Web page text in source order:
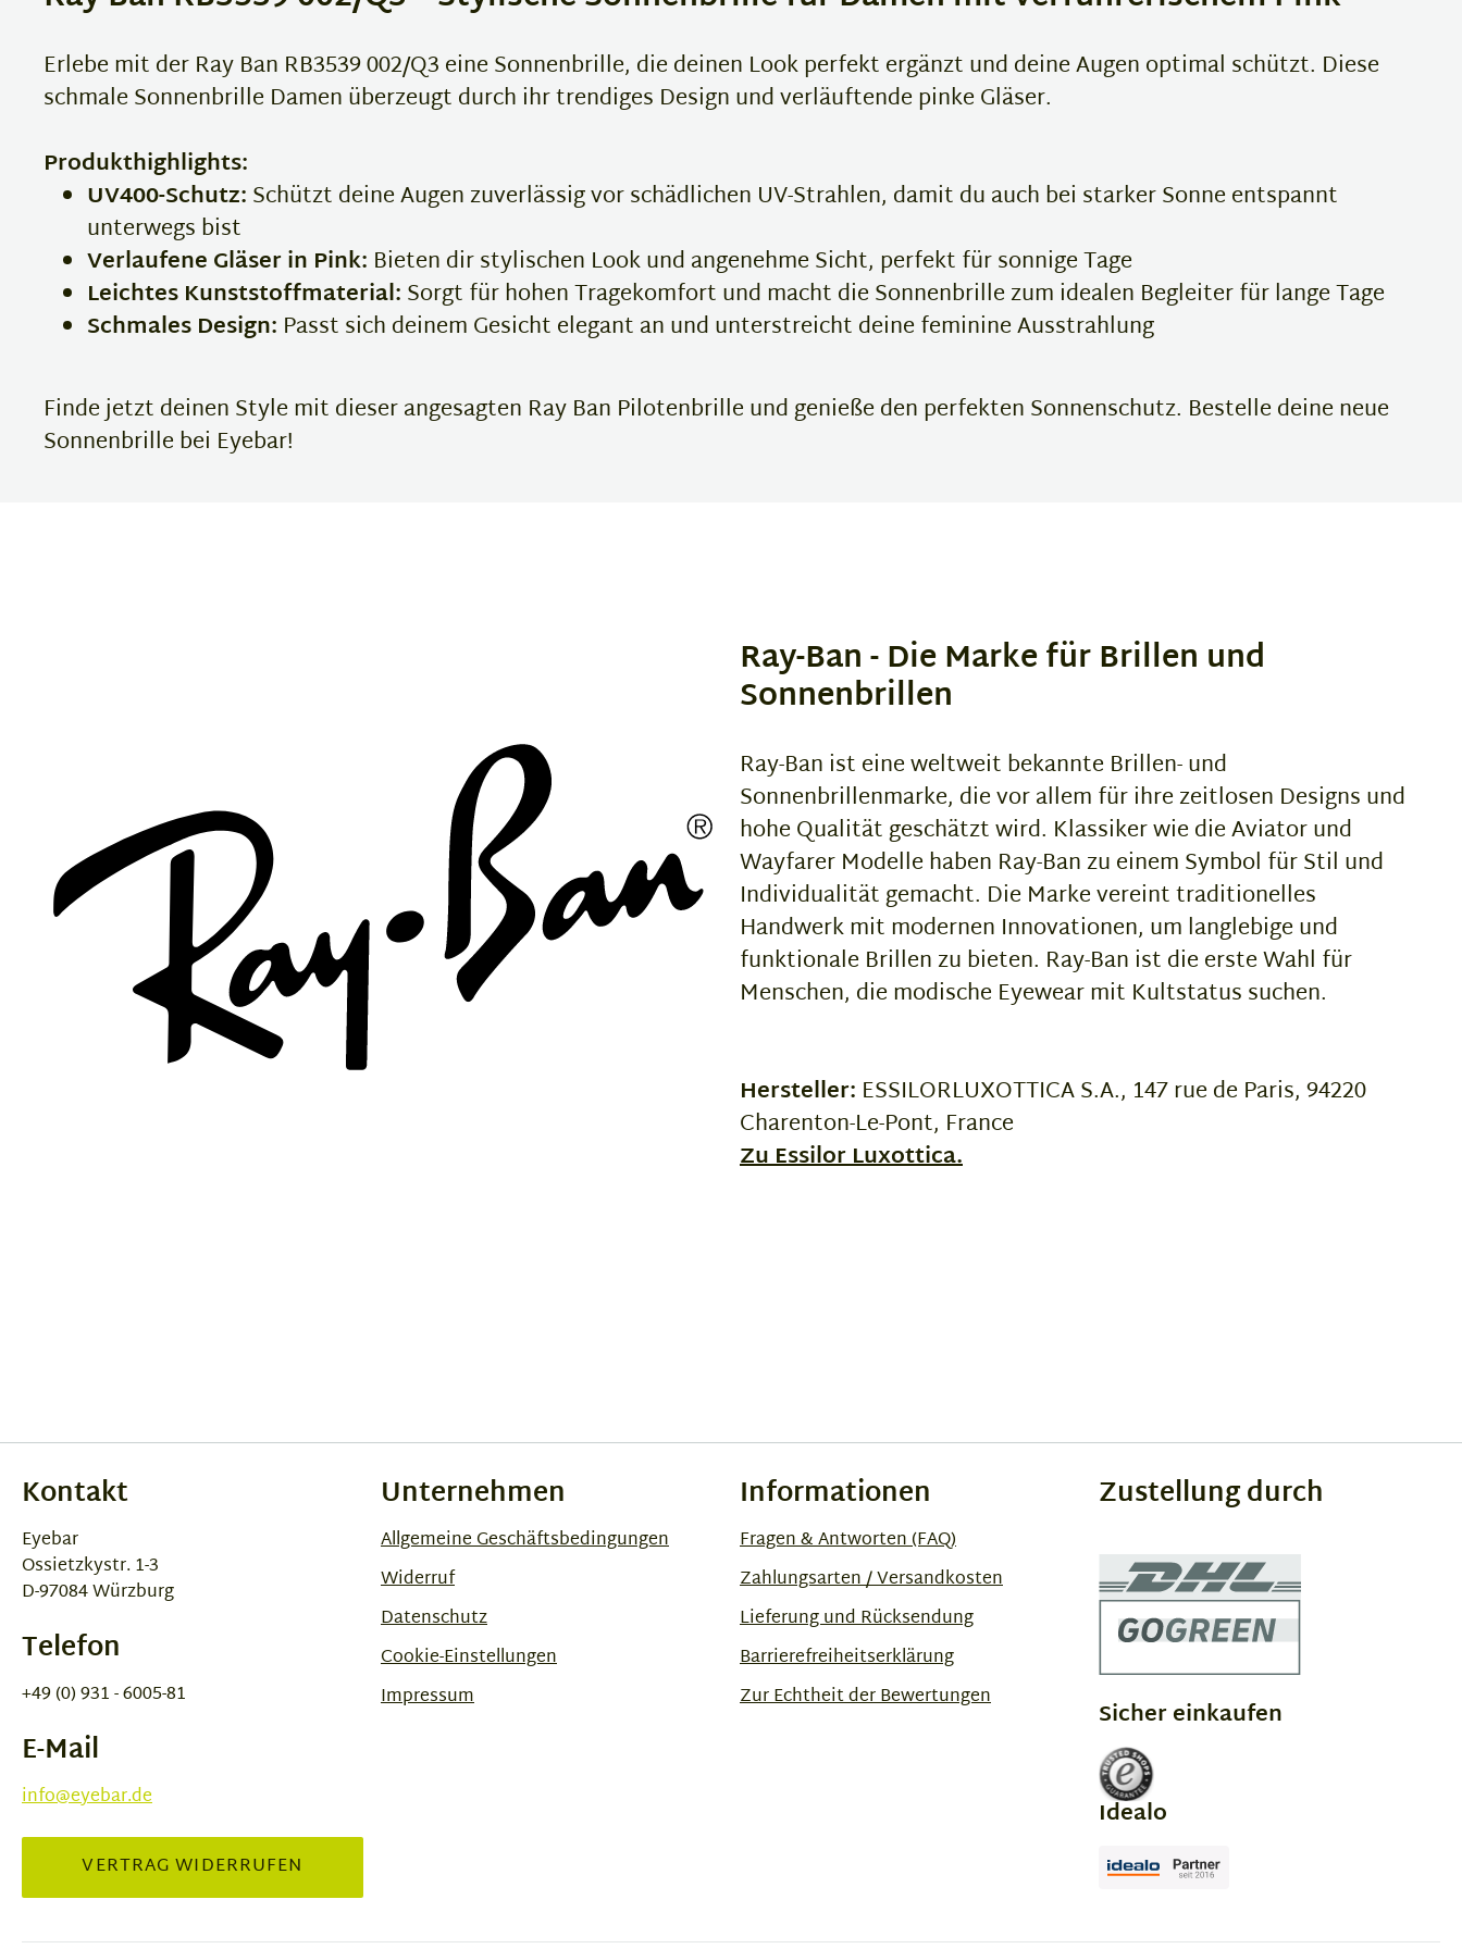
Erlebe mit der Ray Ban RB3539 002/Q3 eine Sonnenbrille, die deinen Look perfekt ergänzt und deine Augen optimal schützt. Diese
schmale Sonnenbrille Damen überzeugt durch ihr trendiges Design und verläuftende pinke Gläser.
Produkthighlights:
UV400-Schutz:Schützt deine Augen zuverlässig vor schädlichen UV-Strahlen, damit du auch bei starker Sonne entspannt
unterwegs bist
Verlaufene Gläser in Pink: Bieten dir stylischen Look und angenehme Sicht, perfekt für sonnige Tage
Leichtes Kunststoffmaterial:Sorgt für hohen Tragekomfort und macht die Sonnenbrille zum idealen Begleiter für lange Tage
Schmales Design: Passt sich deinem Gesicht elegant an und unterstreicht deine feminine Ausstrahlung
Finde jetzt deinen Style mit dieser angesagten Ray Ban Pilotenbrille und genieße den perfekten Sonnenschutz. Bestelle deine neue
Sonnenbrille bei Eyebar!
Ray-Ban - Die Marke für Brillen und
Sonnenbrillen
Ray-Ban ist eine weltweit bekannte Brillen- und
Sonnenbrillenmarke, die vor allem für ihre zeitlosen Designs und
hohe Qualität geschätzt wird. Klassiker wie die Aviator und
Wayfarer Modelle haben Ray-Ban zu einem Symbol für Stil und
Individualität gemacht. Die Marke vereint traditionelles
Handwerk mit modernen Innovationen, um langlebige und
funktionale Brillen zu bieten. Ray-Ban ist die erste Wahl für
Menschen, die modische Eyewear mit Kultstatus suchen.
Hersteller: ESSILORLUXOTTICA S.A., 147 rue de Paris, 94220
Charenton-Le-Pont, France
Zu Essilor Luxottica.
Kontakt
Eyebar
Ossietzkystr. 1-3
D-97084 Würzburg
Telefon
+49 (0) 931 - 6005-81
E-Mail
info@eyebar.de
VERTRAG WIDERRUFEN
Unternehmen
Allgemeine Geschäftsbedingungen
Widerruf
Datenschutz
Cookie-Einstellungen
Impressum
Informationen
Fragen & Antworten (FAQ)
Zahlungsarten / Versandkosten
Lieferung und Rücksendung
Barrierefreiheitserklärung
Zur Echtheit der Bewertungen
Zustellung durch
Sicher einkaufen
Idealo